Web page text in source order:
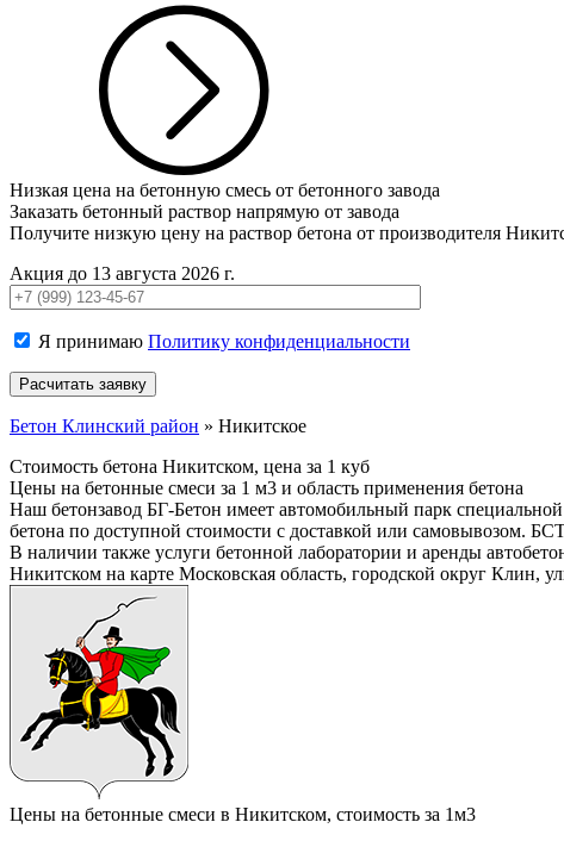
Низкая цена на бетонную смесь от бетонного завода
Заказать бетонный раствор напрямую от завода
Получите низкую цену на раствор бетона от производителя
Акция до 13 августа 2026 г.
Я принимаю Политику конфиденциальности
Бетон Клинский район » Никитское
Стоимость бетона Никитском, цена за 1 куб
Цены на бетонные смеси за 1 м3 и область применения бетона
Наш бетонзавод БГ-Бетон имеет автомобильный парк
бетона по доступной стоимости с доставкой или самовывозом.
В наличии также услуги бетонной лаборатории и аренды
Никитском на карте Московская область, городской округ Клин,
Цены на бетонные смеси в Никитском, стоимость за 1м3